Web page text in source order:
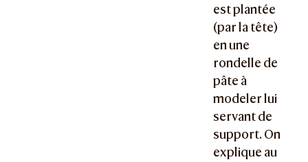
est plantée
(par la tête)
en une
rondelle de
pâte à
modeler lui
servant de
support. On
explique au